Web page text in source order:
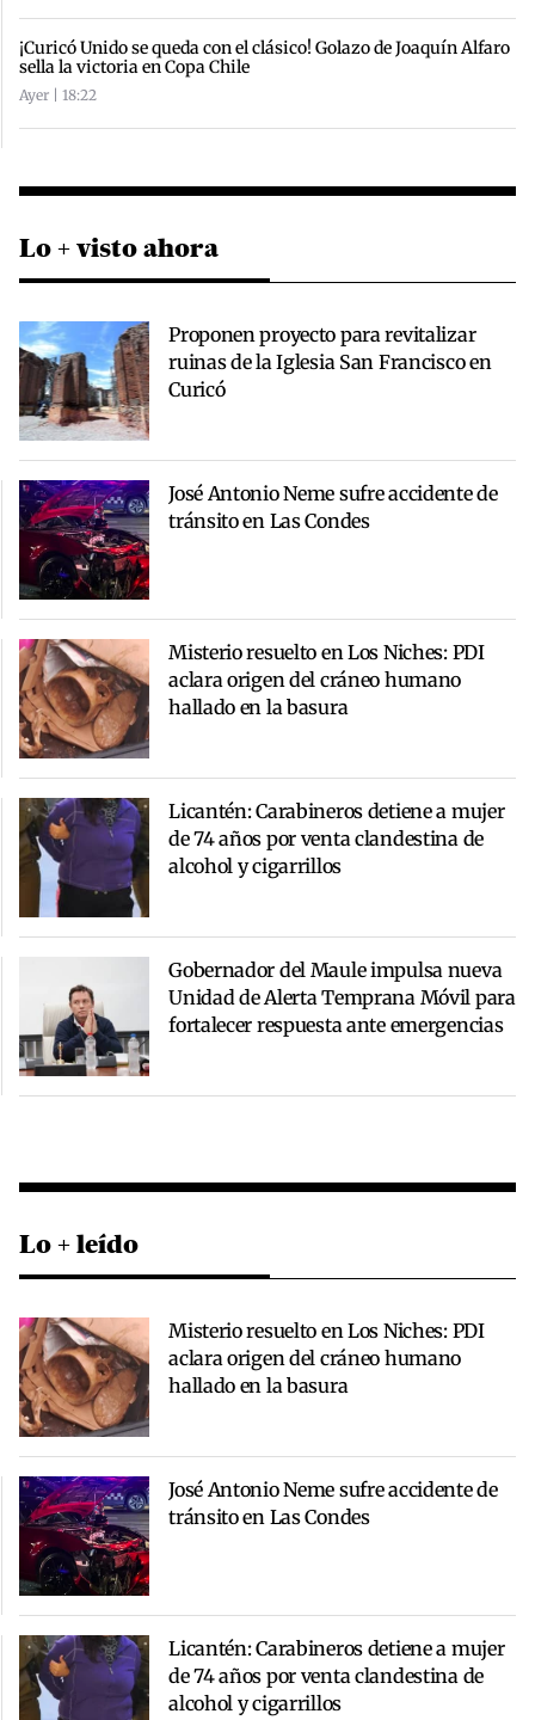
¡Curicó Unido se queda con el clásico! Golazo de Joaquín Alfaro
sella la victoria en Copa Chile
Ayer | 18:22
Lo + visto ahora
Proponen proyecto para revitalizar
ruinas de la Iglesia San Francisco en
Curicó
José Antonio Neme sufre accidente de
tránsito en Las Condes
Misterio resuelto en Los Niches: PDI
aclara origen del cráneo humano
hallado en la basura
Licantén: Carabineros detiene a mujer
de 74 años por venta clandestina de
alcohol y cigarrillos
Gobernador del Maule impulsa nueva
Unidad de Alerta Temprana Móvil para
fortalecer respuesta ante emergencias
Lo + leído
Misterio resuelto en Los Niches: PDI
aclara origen del cráneo humano
hallado en la basura
José Antonio Neme sufre accidente de
tránsito en Las Condes
Licantén: Carabineros detiene a mujer
de 74 años por venta clandestina de
alcohol y cigarrillos